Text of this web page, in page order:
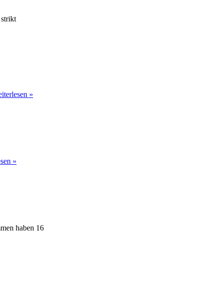
»
»
haben 16